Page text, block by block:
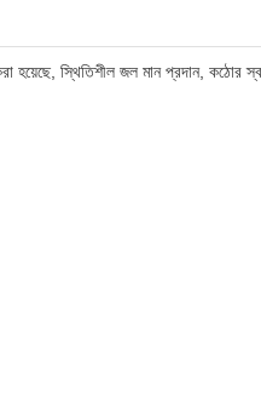
স্থিতিশীল জল মান প্রদান, কঠোর